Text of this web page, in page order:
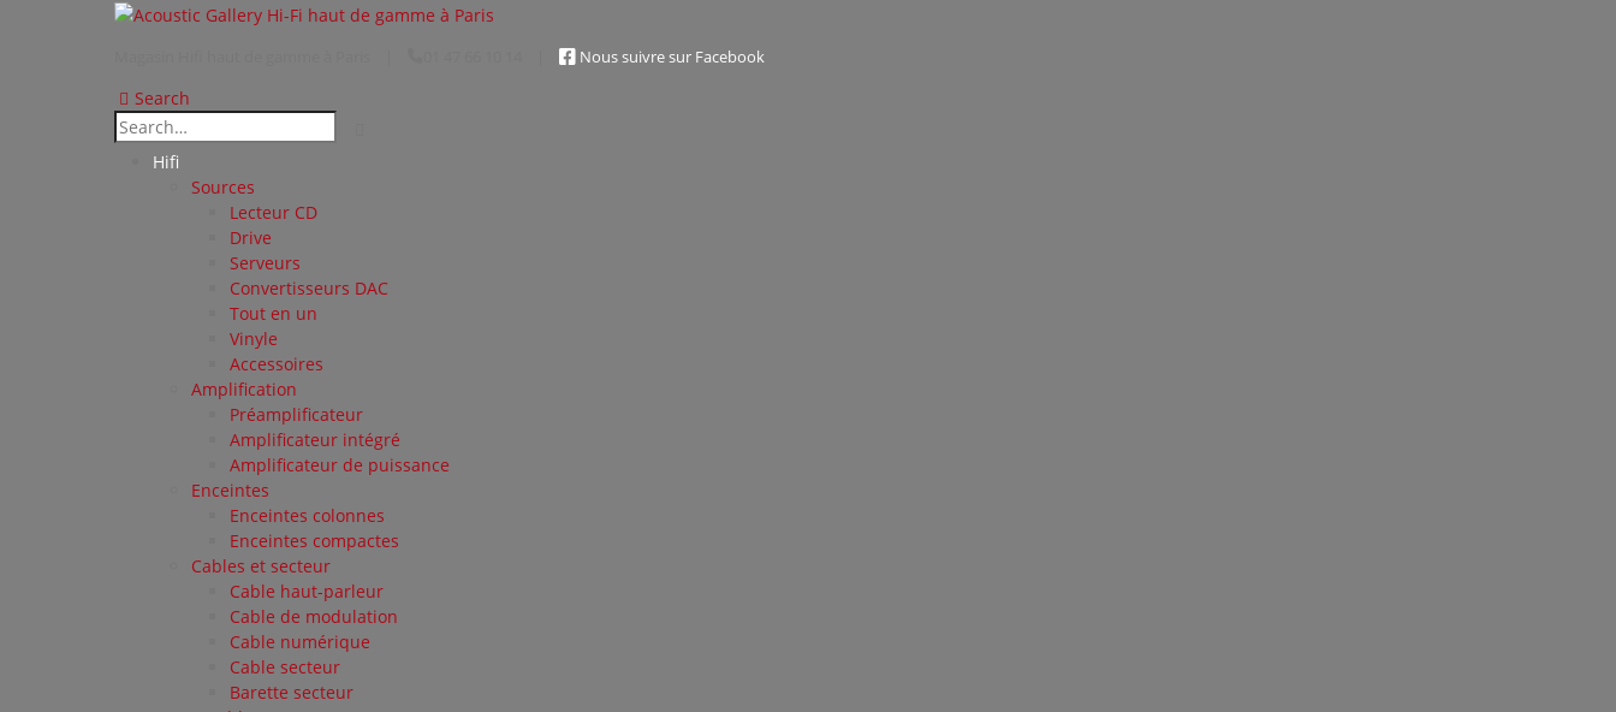
Nous suivre sur Facebook
Search
Hifi
Sources
Lecteur CD
Drive
Serveurs
Convertisseurs DAC
Tout en un
Vinyle
Accessoires
Amplification
Préamplificateur
Amplificateur intégré
Amplificateur de puissance
Enceintes
Enceintes colonnes
Enceintes compactes
Cables et secteur
Cable haut-parleur
Cable de modulation
Cable numérique
Cable secteur
Barette secteur